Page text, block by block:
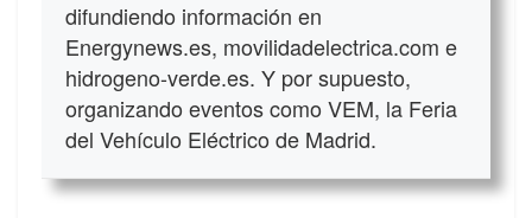
difundiendo información en
Energynews.es, movilidadelectrica.com e
hidrogeno-verde.es. Y por supuesto,
organizando eventos como VEM, la Feria
del Vehículo Eléctrico de Madrid.